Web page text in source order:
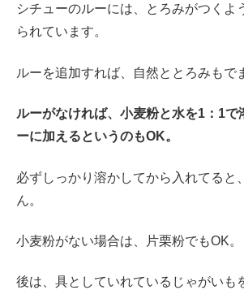
シチューのルーには、とろみがつくよ
られています。
ルーを追加すれば、自然ととろみもで
ルーがなければ、小麦粉と水を1：1で
ーに加えるというのもOK。
必ずしっかり溶かしてから入れてると
ん。
小麦粉がない場合は、片栗粉でもOK。
後は、具としていれているじゃがいも